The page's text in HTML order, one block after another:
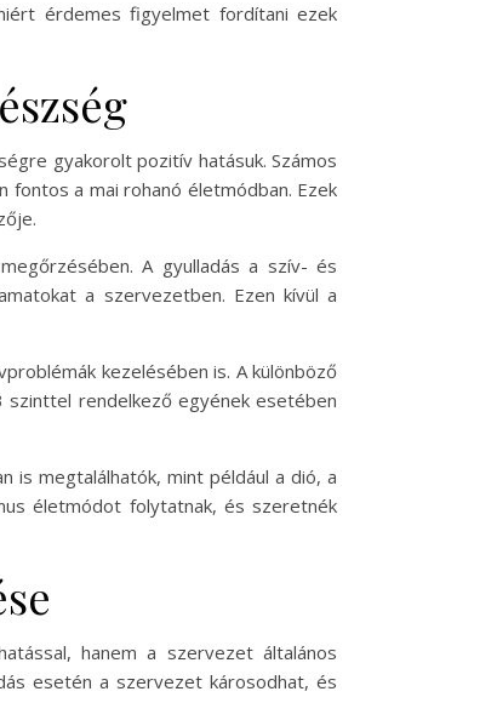
érdemes figyelmet fordítani ezek
gyakorolt pozitív hatásuk. Számos
fontos a mai rohanó életmódban. Ezek
A gyulladás a szív- és
a szervezetben. Ezen kívül a
kezelésében is. A különböző
rendelkező egyének esetében
is megtalálhatók, mint például a dió, a
életmódot folytatnak, és szeretnék
hanem a szervezet általános
esetén a szervezet károsodhat, és